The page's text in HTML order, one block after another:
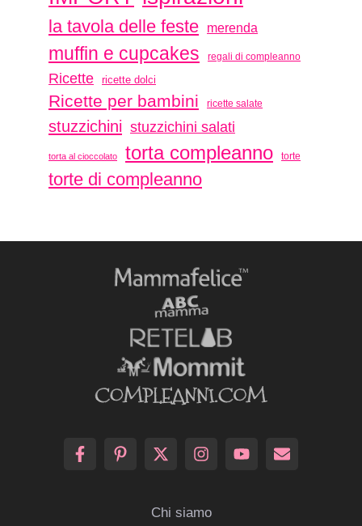
la tavola delle feste merenda
muffin e cupcakes regali di compleanno
Ricette ricette dolci
Ricette per bambini ricette salate
stuzzichini stuzzichini salati
torta al cioccolato torta compleanno torte
torte di compleanno
Chi siamo